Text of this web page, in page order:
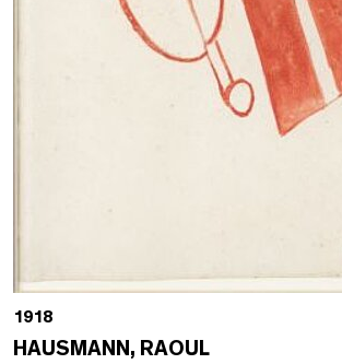
1918
HAUSMANN, RAOUL